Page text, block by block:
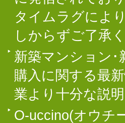
タイムラグによ
しからずご了承
新築マンション･
購入に関する最
業より十分な説
O-uccino(オウチ